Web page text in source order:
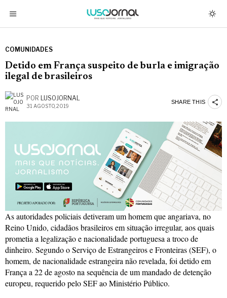
COMUNIDADES
Detido em França suspeito de burla e imigração
ilegal de brasileiros
POR LUSOJORNAL
31 AGOSTO, 2019
SHARE THIS
As autoridades policiais detiveram um homem que angariava, no
Reino Unido, cidadãos brasileiros em situação irregular, aos quais
prometia a legalização e nacionalidade portuguesa a troco de
dinheiro. Segundo o Serviço de Estrangeiros e Fronteiras (SEF), o
homem, de nacionalidade estrangeira não revelada, foi detido em
França a 22 de agosto na sequência de um mandado de detenção
europeu, requerido pelo SEF ao Ministério Público.